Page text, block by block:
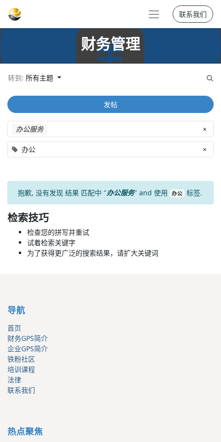
联系我们
财务管理
转到: 所有主题
办公服务 ×
办公 ×
发帖
抱歉, 没有发现 结果 匹配中 "办公服务" and 使用 办公 标签.
检索技巧
检查您的拼写并重试
试着检索关键字
为了获得更广泛的搜索结果，请扩大关键词
导航
首页
财务GPS简介
企业GPS简介
铁粉社区
培训课程
法律
联系我们
热点聚焦